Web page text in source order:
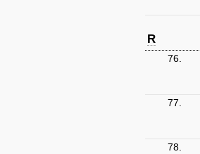
R
76.
77.
78.